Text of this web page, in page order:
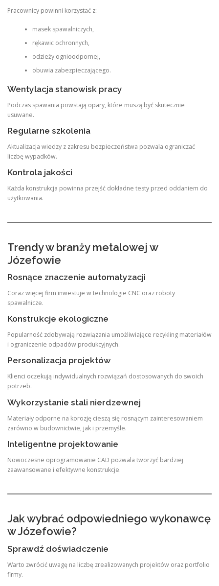
Pracownicy powinni korzystać z:
masek spawalniczych,
rękawic ochronnych,
odzieży ognioodpornej,
obuwia zabezpieczającego.
Wentylacja stanowisk pracy
Podczas spawania powstają opary, które muszą być skutecznie
usuwane.
Regularne szkolenia
Aktualizacja wiedzy z zakresu bezpieczeństwa pozwala ograniczać
liczbę wypadków.
Kontrola jakości
Każda konstrukcja powinna przejść dokładne testy przed oddaniem do
użytkowania.
Trendy w branży metalowej w
Józefowie
Rosnące znaczenie automatyzacji
Coraz więcej firm inwestuje w technologie CNC oraz roboty
spawalnicze.
Konstrukcje ekologiczne
Popularność zdobywają rozwiązania umożliwiające recykling materiałów
i ograniczenie odpadów produkcyjnych.
Personalizacja projektów
Klienci oczekują indywidualnych rozwiązań dostosowanych do swoich
potrzeb.
Wykorzystanie stali nierdzewnej
Materiały odporne na korozję cieszą się rosnącym zainteresowaniem
zarówno w budownictwie, jak i przemyśle.
Inteligentne projektowanie
Nowoczesne oprogramowanie CAD pozwala tworzyć bardziej
zaawansowane i efektywne konstrukcje.
Jak wybrać odpowiedniego wykonawcę
w Józefowie?
Sprawdź doświadczenie
Warto zwrócić uwagę na liczbę zrealizowanych projektów oraz portfolio
firmy.